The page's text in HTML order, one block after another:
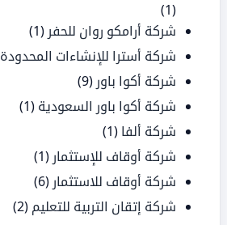
(1)
شركة أرامكو روان للحفر (1)
شركة أسترا للإنشاءات المحدودة
شركة أكوا باور (9)
شركة أكوا باور السعودية (1)
شركة ألفا (1)
شركة أوقاف للإستثمار (1)
شركة أوقاف للاستثمار (6)
شركة إتقان التربية للتعليم (2)